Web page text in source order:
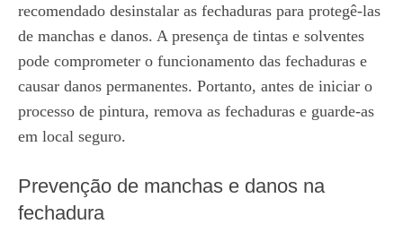
recomendado desinstalar as fechaduras para protegê-las
de manchas e danos. A presença de tintas e solventes
pode comprometer o funcionamento das fechaduras e
causar danos permanentes. Portanto, antes de iniciar o
processo de pintura, remova as fechaduras e guarde-as
em local seguro.
Prevenção de manchas e danos na
fechadura